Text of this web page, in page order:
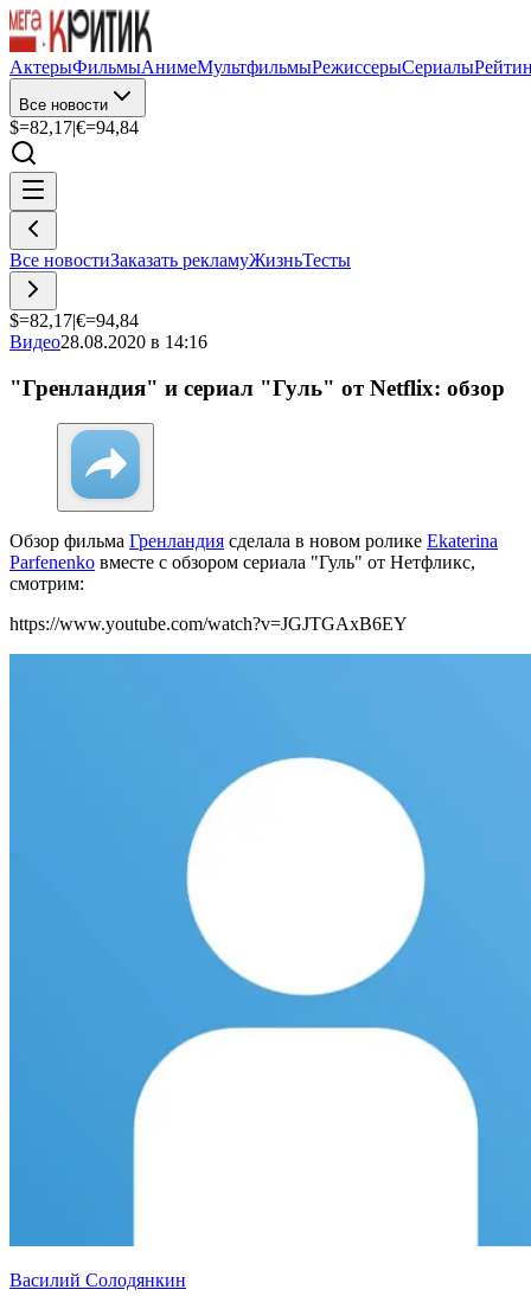
АктерыФильмыАнимеМультфильмыРежиссерыСериалы
Все новости
$=82,17|€=94,84
Все новостиЗаказать рекламуЖизньТесты
$=82,17|€=94,84
Видео28.08.2020 в 14:16
"Гренландия" и сериал "Гуль" от Netflix: обзор
Обзор фильма Гренландия сделала в новом ролике Ekaterina
Parfenenko вместе с обзором сериала "Гуль" от Нетфликс,
смотрим:
https://www.youtube.com/watch?v=JGJTGAxB6EY
Василий Солодянкин